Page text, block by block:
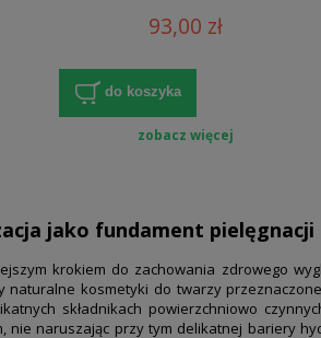
młodości" + Serum "Owoce
Nocy"
93,00 zł
do koszyka
zobacz więcej
jako fundament
krokiem do zachowania zdrowego
naturalne kosmetyki do twarzy
składnikach powierzchniowo
nie naruszając przy tym delikatnej bariery